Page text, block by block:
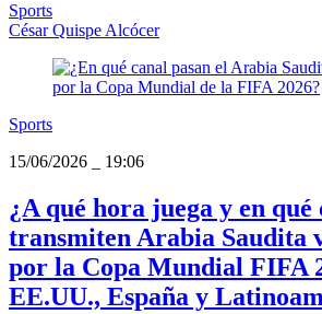
Sports
César Quispe Alcócer
Sports
15/06/2026
19:06
¿A qué hora juega y en qué
transmiten Arabia Saudita
por la Copa Mundial FIFA
EE.UU., España y